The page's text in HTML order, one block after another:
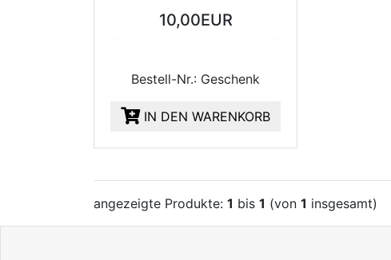
10,00EUR
Bestell-Nr.: Geschenk
IN DEN WARENKORB
angezeigte Produkte: 1 bis 1 (von 1 insgesamt)